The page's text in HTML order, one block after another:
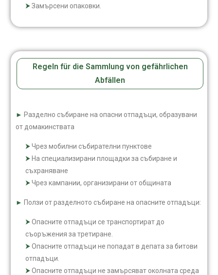
Замърсени опаковки.
Regeln für die Sammlung von gefährlichen
Abfällen
► Разделно събиране на опасни отпадъци, образувани
от домакинствата
Чрез мобилни събирателни пунктове
На специализирани площадки за събиране и
съхраняване
Чрез кампании, организирани от общината
► Ползи от разделното събиране на опасните отпадъци:
Опасните отпадъци се транспортират до
съоръжения за третиране.
Опасните отпадъци не попадат в депата за битови
отпадъци.
Опасните отпадъци не замърсяват околната среда